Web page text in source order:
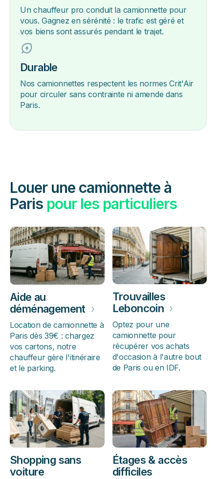
Un chauffeur pro conduit la camionnette pour
vous. Gagnez en sérénité : le trafic est géré et
vos biens sont assurés pendant le trajet.
Durable
Nos camionnettes respectent les normes Crit'Air
pour circuler sans contrainte ni amende dans
Paris.
Louer une camionnette à
Paris pour les particuliers
Aide au
déménagement ›
Location de camionnette à
Paris dès 39€ : chargez
vos cartons, notre
chauffeur gère l'itinéraire
et le parking.
Trouvailles
Leboncoin ›
Optez pour une
camionnette pour
récupérer vos achats
d'occasion à l'autre bout
de Paris ou en IDF.
Shopping sans
voiture
Étages & accès
difficiles